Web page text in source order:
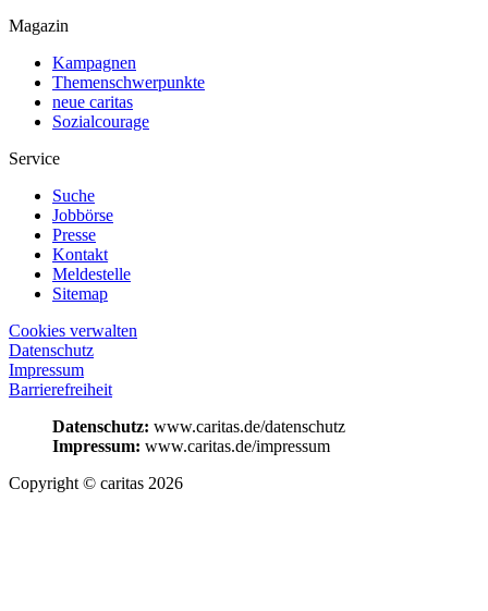
Magazin
Kampagnen
Themenschwerpunkte
neue caritas
Sozialcourage
Service
Suche
Jobbörse
Presse
Kontakt
Meldestelle
Sitemap
Cookies verwalten
Datenschutz
Impressum
Barrierefreiheit
Datenschutz: www.caritas.de/datenschutz
Impressum: www.caritas.de/impressum
Copyright © caritas 2026